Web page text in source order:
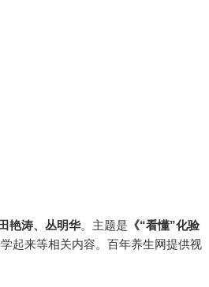
田艳涛、丛明华。主题是 《“看懂”化验
起来等相关内容。百年养生网提供视